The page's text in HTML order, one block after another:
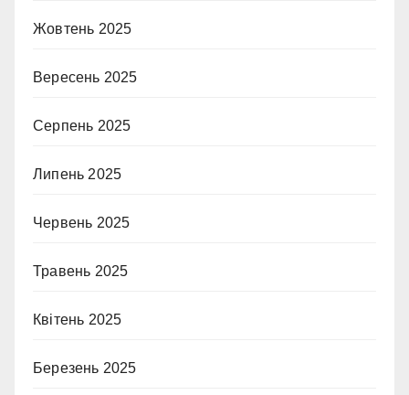
Жовтень 2025
Вересень 2025
Серпень 2025
Липень 2025
Червень 2025
Травень 2025
Квітень 2025
Березень 2025